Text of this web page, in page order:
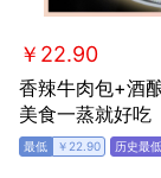
￥22.90
香辣牛肉包+酒
美食一蒸就好吃
￥22.90